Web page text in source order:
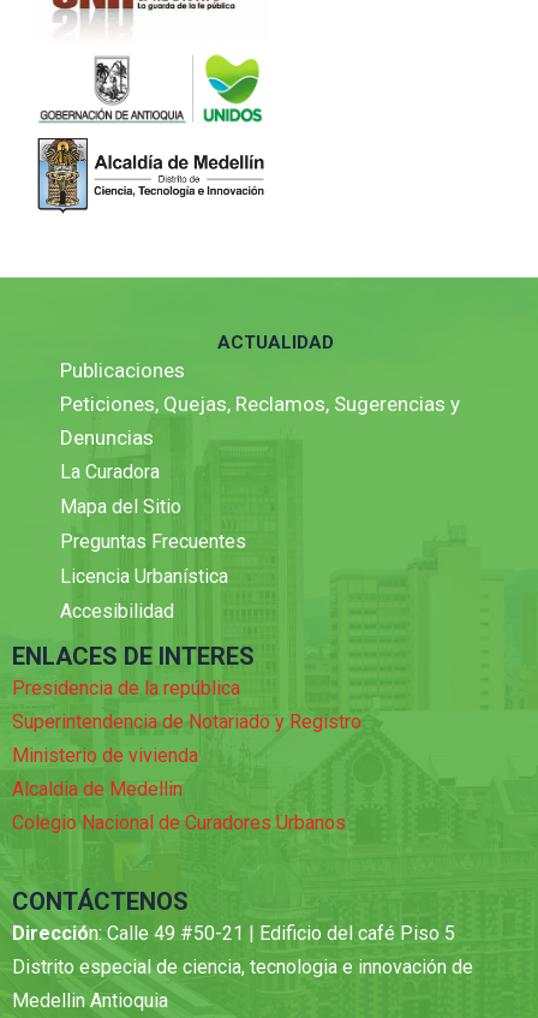
ACTUALIDAD
Publicaciones
Peticiones, Quejas, Reclamos, Sugerencias y
Denuncias
La Curadora
Mapa del Sitio
Preguntas Frecuentes
Licencia Urbanística
Accesibilidad
ENLACES DE INTERES
Presidencia de la república
Superintendencia de Notariado y Registro
Ministerio de vivienda
Alcaldia de Medellin
Colegio Nacional de Curadores Urbanos
CONTÁCTENOS
Dirección: Calle 49 #50-21 | Edificio del café Piso 5
Distrito especial de ciencia, tecnologia e innovación de
Medellin Antioquia